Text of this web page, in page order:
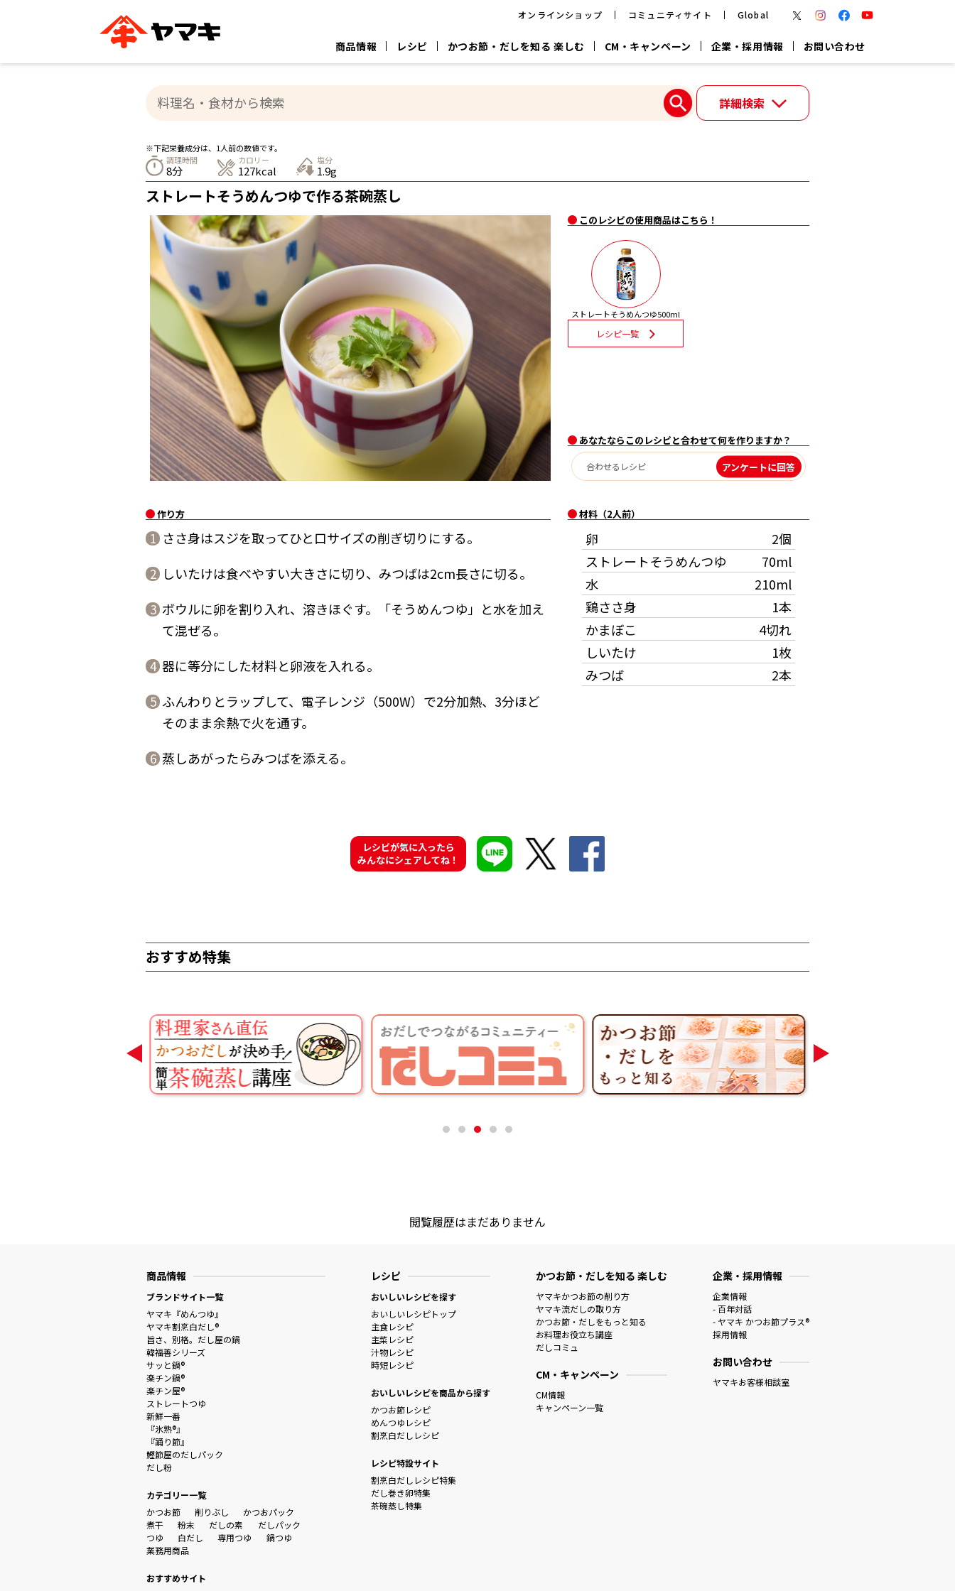
オンラインショップ コミュニティサイト Global
商品情報 レシピ かつお節・だしを知る 楽しむ CM・キャンペーン 企業・採用情報 お問い合わせ
ヤマキ
ヤマキ
楽チン鍋® 楽チン屋®
ストレート
つゆ
カテゴリー別
かつお節 削りぶし かつおパック 粉末 だしの素 白だし
おいしいレシピTOP
汁物レシピ
レシピ特設サイト
ヤマキかつお節の削り方 ヤマキ流だしの取り方
CM情報
企業情報 ヤマキ かつお節プラス®
ジョブリターン制
詳細検索
※下記栄養成分は、1人前の数値です。
調理時間
8分
カロリー
127kcal
塩分
1.9g
ストレートそうめんつゆで作る茶碗蒸し
このレシピの使用商品はこちら！
ストレートそうめんつゆ500ml
レシピ一覧
あなたならこのレシピと合わせて何を作りますか？
アンケートに回答
作り方
1 ささ身はスジを取ってひと口サイズの削ぎ切りにする。
2 しいたけは食べやすい大きさに切り、みつばは2cm長さに切る。
3 ボウルに卵を割り入れ、溶きほぐす。「そうめんつゆ」と水を加え
て混ぜる。
4 器に等分にした材料と卵液を入れる。
5 ふんわりとラップして、電子レンジ（500W）で2分加熱、3分ほど
そのまま余熱で火を通す。
6 蒸しあがったらみつばを添える。
材料（2人前）
卵
2個
ストレートそうめんつゆ
70ml
水
210ml
鶏ささ身
1本
かまぼこ
4切れ
しいたけ
1枚
みつば
2本
レシピが気に入ったら
みんなにシェアしてね！
おすすめ特集
閲覧履歴はまだありません
商品情報
ブランドサイト一覧
ヤマキ『めんつゆ』
ヤマキ割烹白だし®
旨さ、別格。だし屋の鍋
韓福善シリーズ
サッと鍋®
楽チン鍋®
楽チン屋®
ストレートつゆ
新鮮一番
『氷熟®』
『踊り節』
鰹節屋のだしパック
だし粉
カテゴリー一覧
かつお節
削りぶし
かつおパック
煮干
粉末 だしの素
だしパック
つゆ
白だし 専用つゆ
鍋つゆ
業務用商品
おすすめサイト
レシピ
おいしいレシピを探す
おいしいレシピトップ
主食レシピ
主菜レシピ
汁物レシピ
時短レシピ
おいしいレシピを商品から探す
かつお節レシピ
めんつゆレシピ
割烹白だしレシピ
レシピ特設サイト
割烹白だしレシピ特集
だし巻き卵特集
茶碗蒸し特集
かつお節・だしを知る 楽しむ
ヤマキかつお節の削り方
ヤマキ流だしの取り方
かつお節・だしをもっと知る
お料理お役立ち講座
だしコミュ
CM・キャンペーン
CM情報
キャンペーン一覧
企業・採用情報
企業情報
- 百年対話
- ヤマキ かつお節プラス®
採用情報
お問い合わせ
ヤマキお客様相談室